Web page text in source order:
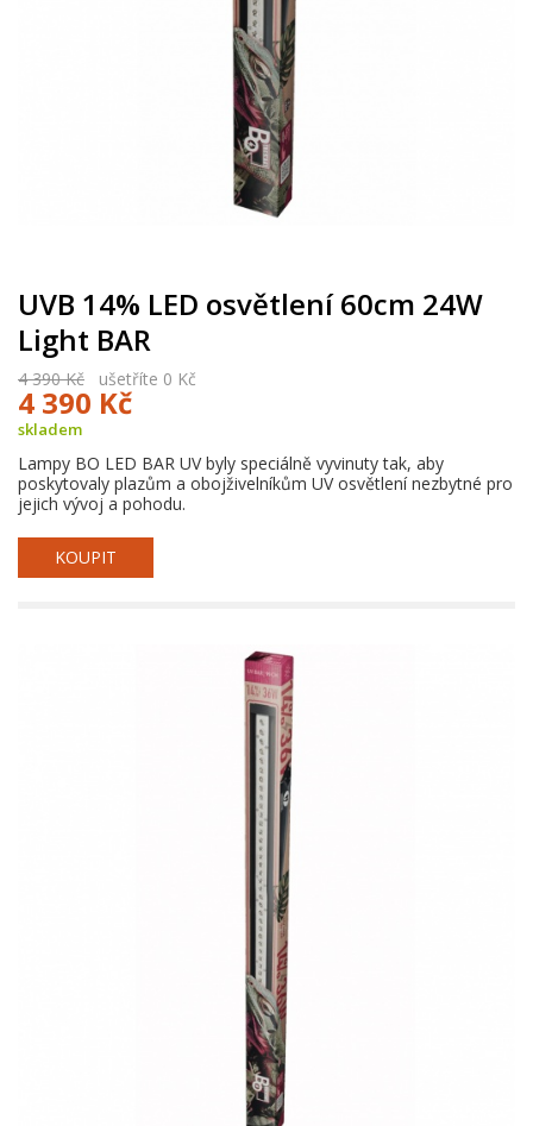
UVB 14% LED osvětlení 60cm 24W
Light BAR
4 390 Kč ušetříte 0 Kč
4 390 Kč
skladem
Lampy BO LED BAR UV byly speciálně vyvinuty tak, aby
poskytovaly plazům a obojživelníkům UV osvětlení nezbytné pro
jejich vývoj a pohodu.
KOUPIT